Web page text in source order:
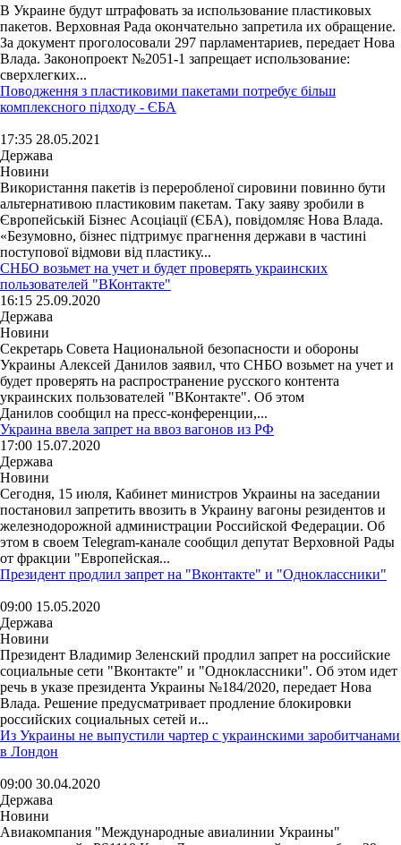
В Украине будут штрафовать за использование пластиковых
пакетов. Верховная Рада окончательно запретила их обращение.
За документ проголосовали 297 парламентариев, передает Нова
Влада. Законопроект №2051-1 запрещает использование:
сверхлегких...
Поводження з пластиковими пакетами потребує більш
комплексного підходу - ЄБА
17:35 28.05.2021
Держава
Новини
Використання пакетів із переробленої сировини повинно бути
альтернативою пластиковим пакетам. Таку заяву зробили в
Європейській Бізнес Асоціації (ЄБА), повідомляє Нова Влада.
«Безумовно, бізнес підтримує прагнення держави в частині
поступової відмови від пластику...
СНБО возьмет на учет и будет проверять украинских
пользователей "ВКонтакте"
16:15 25.09.2020
Держава
Новини
Секретарь Совета Национальной безопасности и обороны
Украины Алексей Данилов заявил, что СНБО возьмет на учет и
будет проверять на распространение русского контента
украинских пользователей "ВКонтакте". Об этом
Данилов сообщил на пресс-конференции,...
Украина ввела запрет на ввоз вагонов из РФ
17:00 15.07.2020
Держава
Новини
Сегодня, 15 июля, Кабинет министров Украины на заседании
постановил запретить ввозить в Украину вагоны резидентов и
железнодорожной администрации Российской Федерации. Об
этом в своем Telegram-канале сообщил депутат Верховной Рады
от фракции "Европейская...
Президент продлил запрет на "Вконтакте" и "Одноклассники"
09:00 15.05.2020
Держава
Новини
Президент Владимир Зеленский продлил запрет на российские
социальные сети "Вконтакте" и "Одноклассники". Об этом идет
речь в указе президента Украины №184/2020, передает Нова
Влада. Решение предусматривает продление блокировки
российских социальных сетей и...
Из Украины не выпустили чартер c украинскими заробитчанами
в Лондон
09:00 30.04.2020
Держава
Новини
Авиакомпания "Международные авиалинии Украины"